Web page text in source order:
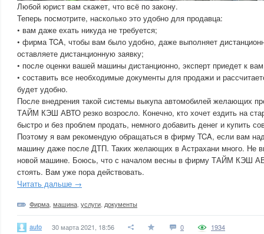
Любой юрист вам скажет, что всё по закону.
Теперь посмотрите, насколько это удобно для продавца:
• вам даже ехать никуда не требуется;
• фирма TCA, чтобы вам было удобно, даже выполняет
оставляете дистанционную заявку;
• после оценки вашей машины дистанционно, эксперт приедет к
• составить все необходимые документы для продажи и
будет удобно.
После внедрения такой системы выкупа автомобилей желающих
ТАЙМ КЭШ АВТО резко возросло. Конечно, кто хочет ездить на
быстро и без проблем продать, немного добавить денег и купить
Поэтому я вам рекомендую обращаться в фирму TCA, если вам
машину даже после ДТП. Таких желающих в Астрахани много. Не
новой машине. Боюсь, что с началом весны в фирму ТАЙМ КЭШ
стоять. Вам уже пора действовать.
Читать дальше →
Фирма машина услуги документы
auto 30 марта 2021, 18:56 0 1934